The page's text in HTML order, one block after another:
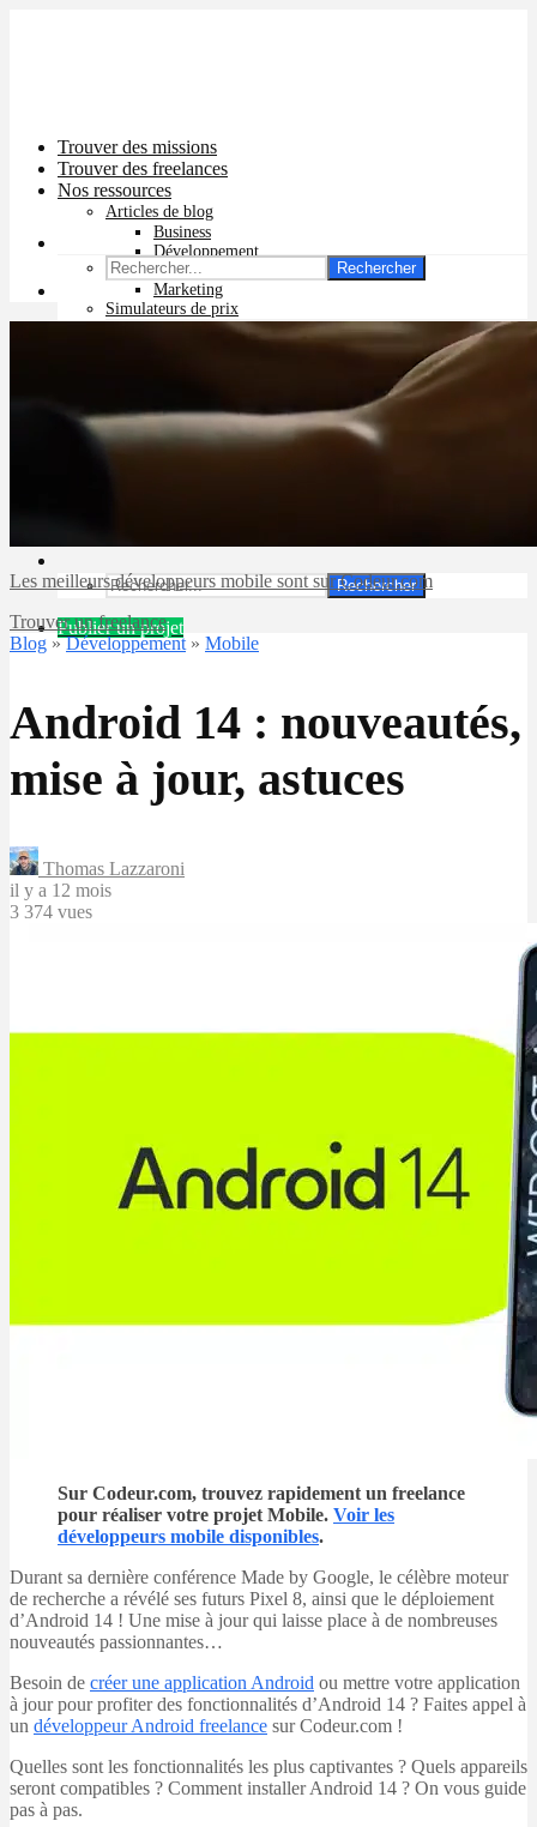
Trouver des missions
Trouver des freelances
Nos ressources
Articles de blog
Business
Développement
Graphisme
Marketing
Simulateurs de prix
Prix app mobile
Prix pub Instagram
Prix logiciel
Prix chatbot
Rechercher
Publier un projet
Rechercher
Les meilleurs développeurs mobile sont sur Codeur.com
Trouver un freelance
Blog »Développement » Mobile
Android 14 : nouveautés,
mise à jour, astuces
Thomas Lazzaroni
il y a 12 mois
3 374 vues
Sur Codeur.com, trouvez rapidement un freelance
pour réaliser votre projet Mobile. Voir les
développeurs mobile disponibles.
Durant sa dernière conférence Made by Google, le célèbre moteur
de recherche a révélé ses futurs Pixel 8, ainsi que le déploiement
d’Android 14 ! Une mise à jour qui laisse place à de nombreuses
nouveautés passionnantes…
Besoin de créer une application Android ou mettre votre application
à jour pour profiter des fonctionnalités d’Android 14 ? Faites appel à
un développeur Android freelance sur Codeur.com !
Quelles sont les fonctionnalités les plus captivantes ? Quels appareils
seront compatibles ? Comment installer Android 14 ? On vous guide
pas à pas.